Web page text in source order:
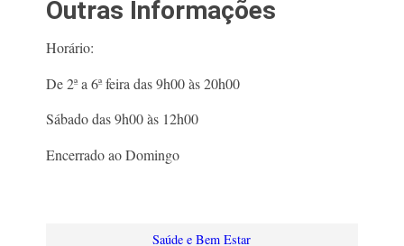
Outras Informações
Horário:
De 2ª a 6ª feira das 9h00 às 20h00
Sábado das 9h00 às 12h00
Encerrado ao Domingo
Saúde e Bem Estar